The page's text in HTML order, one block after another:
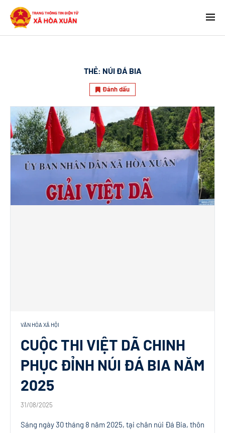
THẺ: NÚI ĐÁ BIA
Đánh dấu
VĂN HÓA XÃ HỘI
CUỘC THI VIỆT DÃ CHINH
PHỤC ĐỈNH NÚI ĐÁ BIA NĂM
2025
31/08/2025
Sáng ngày 30 tháng 8 năm 2025, tại chân núi Đá Bia, thôn